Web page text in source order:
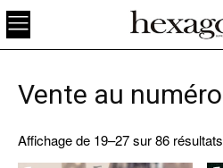
Vente au numéro
Affichage de 19–27 sur 86 résultats